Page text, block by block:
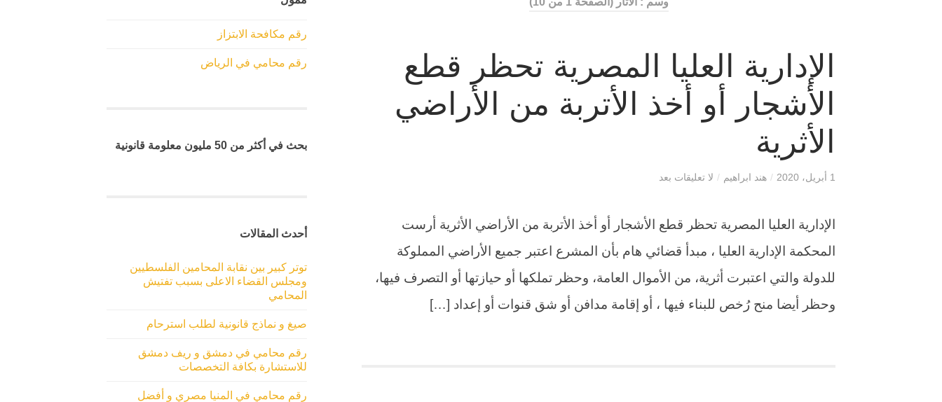
الإدارية العليا المصرية تحظر قطع
الأشجار أو أخذ الأتربة من الأراضي
الأثرية
1 أبريل، 2020 / هند ابراهيم / لا تعليقات بعد
الإدارية العليا المصرية تحظر قطع الأشجار أو أخذ الأتربة من الأراضي الأثرية أرست
المحكمة الإدارية العليا ، مبدأ قضائي هام بأن المشرع اعتبر جميع الأراضي المملوكة
للدولة والتي اعتبرت أثرية، من الأموال العامة، وحظر تملكها أو حيازتها أو التصرف فيها،
وحظر أيضا منح رُخص للبناء فيها ، أو إقامة مدافن أو شق قنوات أو إعداد […]
رقم مكافحة الابتزاز
رقم محامي في الرياض
بحث في أكثر من 50 مليون معلومة قانونية
أحدث المقالات
توتر كبير بين نقابة المحامين الفلسطيين
ومجلس القضاء الاعلى بسبب تفتيش
المحامي
صيغ و نماذج قانونية لطلب استرحام
رقم محامي في دمشق و ريف دمشق
للاستشارة بكافة التخصصات
رقم محامي في المنيا مصري و أفضل